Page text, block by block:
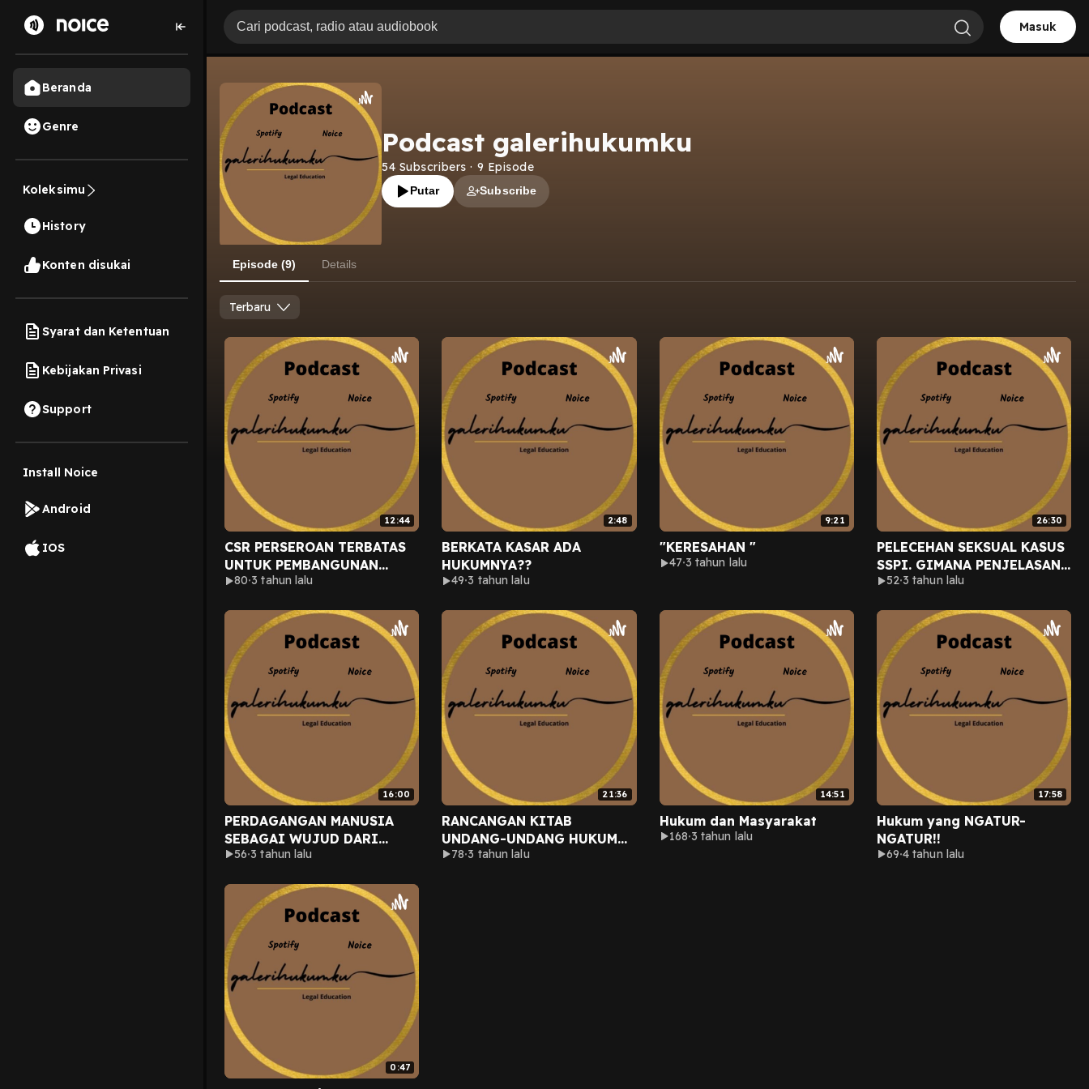
Beranda
Genre
Koleksimu
History
Konten disukai
Syarat dan Ketentuan
Kebijakan Privasi
Support
Install Noice
Android
IOS
Masuk
Podcast galerihukumku
54 Subscribers · 9 Episode
Putar Subscribe
Episode (9) Details
Terbaru
12:44
CSR PERSEROAN TERBATAS
UNTUK PEMBANGUNAN
MASYARAKAT!!
80 3 tahun lalu
2:48
BERKATA KASAR ADA
HUKUMNYA??
49 3 tahun lalu
9:21
"KERESAHAN "
47 3 tahun lalu
26:30
PELECEHAN SEKSUAL KASUS
SSPI. GIMANA PENJELASAN
HUKUM NYA??
52 3 tahun lalu
16:00
PERDAGANGAN MANUSIA
SEBAGAI WUJUD DARI
PERBUDAKAN MODERN!!
56 3 tahun lalu
21:36
RANCANGAN KITAB
UNDANG-UNDANG HUKUM
PIDANA (RKUHP), PERLU
78 3 tahun lalu
14:51
Hukum dan Masyarakat
168 3 tahun lalu
17:58
Hukum yang NGATUR-
NGATUR!!
69 4 tahun lalu
0:47